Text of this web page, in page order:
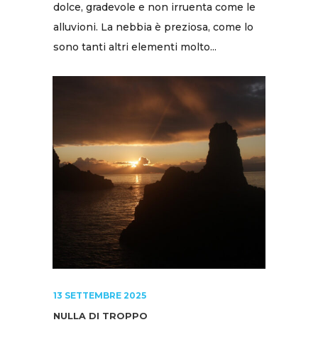
dolce, gradevole e non irruenta come le
alluvioni. La nebbia è preziosa, come lo
sono tanti altri elementi molto...
13 SETTEMBRE 2025
NULLA DI TROPPO